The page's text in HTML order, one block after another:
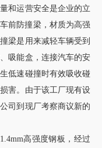
和运营安全是企业的立
前防撞梁，材质为高强
梁是用来减轻车辆受到
吸能盒，连接汽车的安
低速碰撞时有效吸收碰
害。由于该工厂现有设
司到现厂考察商议新的
高强度钢板，经过